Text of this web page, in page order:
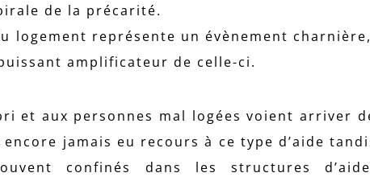
de la précarité.
logement représente un évènement
amplificateur de celle-ci.
et aux personnes mal logées voient arriver
jamais eu recours à ce type d’aide
confinés dans les structures